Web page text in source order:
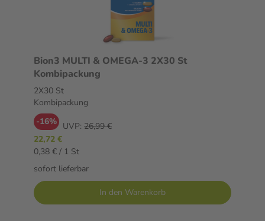
Bion3 MULTI & OMEGA-3 2X30 St
Kombipackung
2X30 St
Kombipackung
-16% UVP: 26,99 €
22,72 €
0,38 € / 1 St
sofort lieferbar
In den Warenkorb